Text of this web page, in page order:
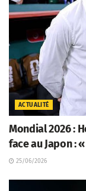
ACTUALITÉ
Mondial 2026 :
face au Japon :
25/06/2026